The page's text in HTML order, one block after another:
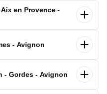
Cannes, altın kumsalları,
ünlü film festivaliyle
sunan bu şehir, her
tarihin zarafetini
Antibes
en Provence -
dünyanın en ünlü tatil
Saint Tropez olacak.
döneminden kalan su
- Avignon
metropolü, bu dönemden
- Gordes - Avignon